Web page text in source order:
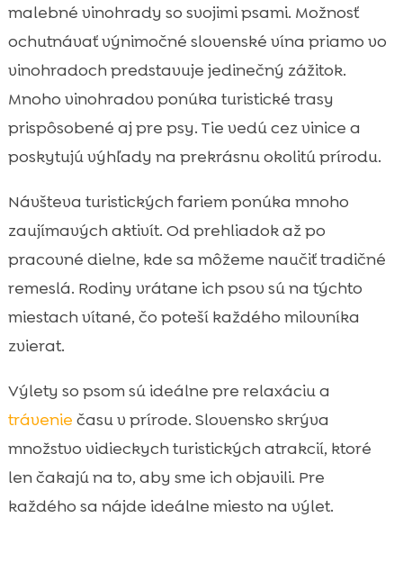
malebné vinohrady so svojimi psami. Možnosť
ochutnávať výnimočné slovenské vína priamo vo
vinohradoch predstavuje jedinečný zážitok.
Mnoho vinohradov ponúka turistické trasy
prispôsobené aj pre psy. Tie vedú cez vinice a
poskytujú výhľady na prekrásnu okolitú prírodu.
Návšteva turistických fariem ponúka mnoho
zaujímavých aktivít. Od prehliadok až po
pracovné dielne, kde sa môžeme naučiť tradičné
remeslá. Rodiny vrátane ich psov sú na týchto
miestach vítané, čo poteší každého milovníka
zvierat.
Výlety so psom sú ideálne pre relaxáciu a
trávenie času v prírode. Slovensko skrýva
množstvo vidieckych turistických atrakcií, ktoré
len čakajú na to, aby sme ich objavili. Pre
každého sa nájde ideálne miesto na výlet.